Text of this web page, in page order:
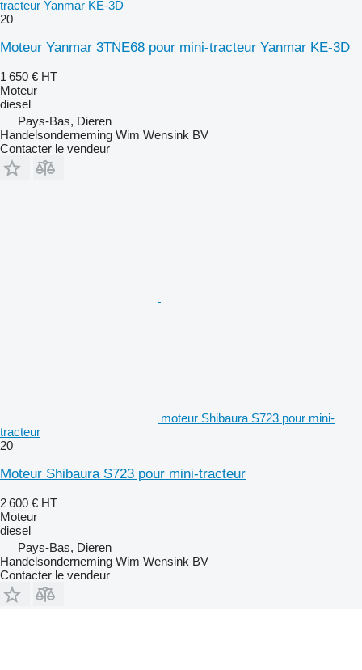
tracteur Yanmar KE-3D
20
Moteur Yanmar 3TNE68 pour mini-tracteur Yanmar KE-3D
1 650 € HT
Moteur
diesel
Pays-Bas, Dieren
Handelsonderneming Wim Wensink BV
Contacter le vendeur
moteur Shibaura S723 pour mini-
tracteur
20
Moteur Shibaura S723 pour mini-tracteur
2 600 € HT
Moteur
diesel
Pays-Bas, Dieren
Handelsonderneming Wim Wensink BV
Contacter le vendeur